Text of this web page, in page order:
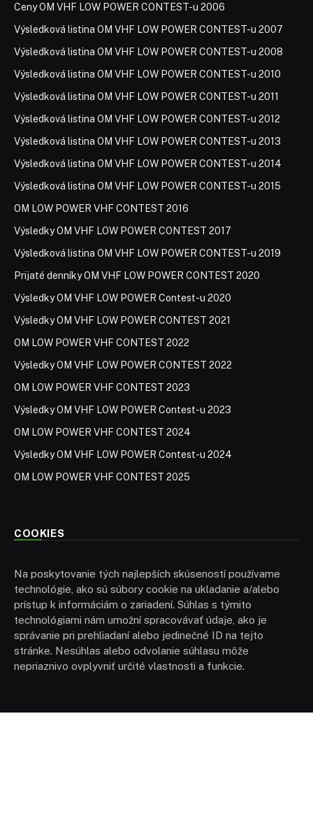
Ceny OM VHF LOW POWER CONTEST-u 2006
Výsledková listina OM VHF LOW POWER CONTEST-u 2007
Výsledková listina OM VHF LOW POWER CONTEST-u 2008
Výsledková listina OM VHF LOW POWER CONTEST-u 2010
Výsledková listina OM VHF LOW POWER CONTEST-u 2011
Výsledková listina OM VHF LOW POWER CONTEST-u 2012
Výsledková listina OM VHF LOW POWER CONTEST-u 2013
Výsledková listina OM VHF LOW POWER CONTEST-u 2014
Výsledková listina OM VHF LOW POWER CONTEST-u 2015
OM LOW POWER VHF CONTEST 2016
Výsledky OM VHF LOW POWER CONTEST 2017
Výsledková listina OM VHF LOW POWER CONTEST-u 2019
Prijaté denníky OM VHF LOW POWER CONTEST 2020
Výsledky OM VHF LOW POWER Contest-u 2020
Výsledky OM VHF LOW POWER CONTEST 2021
OM LOW POWER VHF CONTEST 2022
Výsledky OM VHF LOW POWER CONTEST 2022
OM LOW POWER VHF CONTEST 2023
Výsledky OM VHF LOW POWER Contest-u 2023
OM LOW POWER VHF CONTEST 2024
Výsledky OM VHF LOW POWER Contest-u 2024
OM LOW POWER VHF CONTEST 2025
COOKIES
Na poskytovanie tých najlepších skúseností používame
technológie, ako sú súbory cookie na ukladanie a/alebo
prístup k informáciám o zariadení. Súhlas s týmito
technológiami nám umožní spracovávať údaje, ako je
správanie pri prehliadaní alebo jedinečné ID na tejto
stránke. Nesúhlas alebo odvolanie súhlasu môže
nepriaznivo ovplyvniť určité vlastnosti a funkcie.